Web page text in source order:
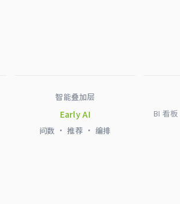
智能叠加层
Early AI
问数 · 推荐 · 编排
BI 看